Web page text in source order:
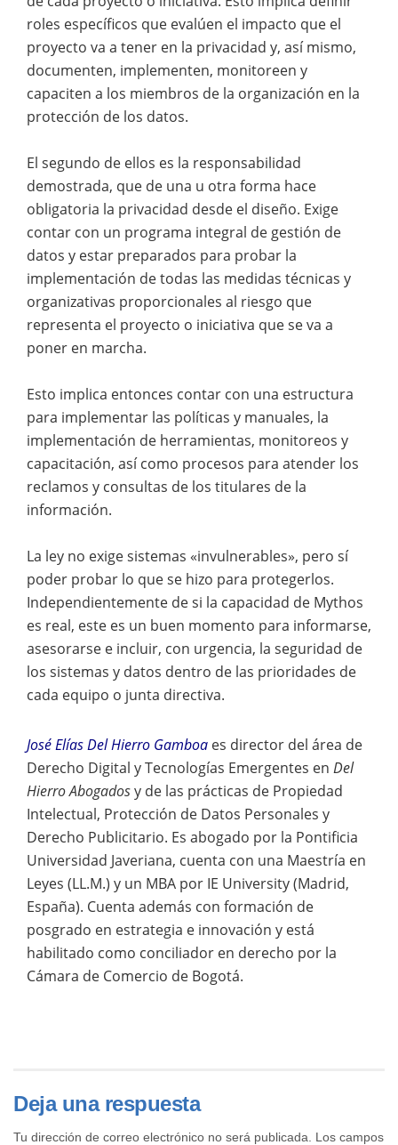
roles específicos que evalúen el impacto que el
proyecto va a tener en la privacidad y, así mismo,
documenten, implementen, monitoreen y
capaciten a los miembros de la organización en la
protección de los datos.
El segundo de ellos es la responsabilidad
demostrada, que de una u otra forma hace
obligatoria la privacidad desde el diseño. Exige
contar con un programa integral de gestión de
datos y estar preparados para probar la
implementación de todas las medidas técnicas y
organizativas proporcionales al riesgo que
representa el proyecto o iniciativa que se va a
poner en marcha.
Esto implica entonces contar con una estructura
para implementar las políticas y manuales, la
implementación de herramientas, monitoreos y
capacitación, así como procesos para atender los
reclamos y consultas de los titulares de la
información.
La ley no exige sistemas «invulnerables», pero sí
poder probar lo que se hizo para protegerlos.
Independientemente de si la capacidad de Mythos
es real, este es un buen momento para informarse,
asesorarse e incluir, con urgencia, la seguridad de
los sistemas y datos dentro de las prioridades de
cada equipo o junta directiva.
José Elías Del Hierro Gamboa es director del área de
Derecho Digital y Tecnologías Emergentes en Del
Hierro Abogadosy de las prácticas de Propiedad
Intelectual, Protección de Datos Personales y
Derecho Publicitario. Es abogado por la Pontificia
Universidad Javeriana, cuenta con una Maestría en
Leyes (LL.M.) y un MBA por IE University (Madrid,
España). Cuenta además con formación de
posgrado en estrategia e innovación y está
habilitado como conciliador en derecho por la
Cámara de Comercio de Bogotá.
Deja una respuesta
Tu dirección de correo electrónico no será publicada.
Los campos